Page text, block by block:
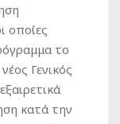
οποίες
το
Γενικός
κατά την